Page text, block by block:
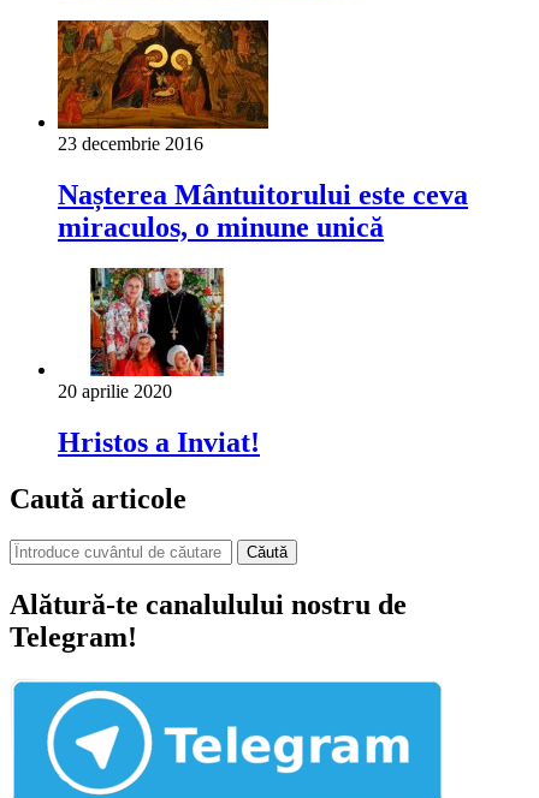
23 decembrie 2016
Nașterea Mântuitorului este ceva
miraculos, o minune unică
20 aprilie 2020
Hristos a Inviat!
Caută articole
Căută
Alătură-te canalulului nostru de
Telegram!